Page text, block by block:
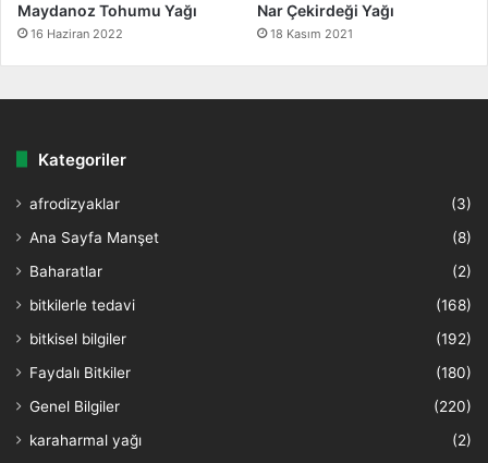
Maydanoz Tohumu Yağı
16 Haziran 2022
Nar Çekirdeği Yağı
18 Kasım 2021
Kategoriler
afrodizyaklar
(3)
Ana Sayfa Manşet
(8)
Baharatlar
(2)
bitkilerle tedavi
(168)
bitkisel bilgiler
(192)
Faydalı Bitkiler
(180)
Genel Bilgiler
(220)
karaharmal yağı
(2)